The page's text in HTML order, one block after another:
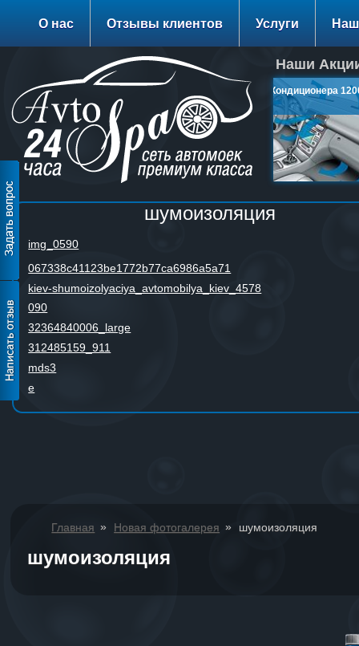
О нас Отзывы клиентов Услуги
Наши
Заправка Кондиционера 1200
руб.
шумоизоляция
img_0590
067338c41123be1772b77ca6986a5a71
kiev-shumoizolyaciya_avtomobilya_kiev_4578
090
32364840006_large
312485159_911
mds3
e
Главная » Новая фотогалерея » шумоизоляция
шумоизоляция